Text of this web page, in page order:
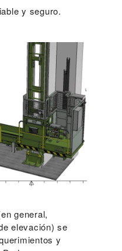
y seguro.
general,
elevación) se
y